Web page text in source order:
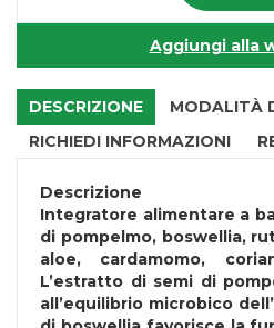
Aggiungi alla
DESCRIZIONE
MODALITÀ
RICHIEDI INFORMAZIONI
Descrizione
Integratore alimentare a
di pompelmo, boswellia,
aloe, cardamomo,
L’estratto di semi di
all’equilibrio microbico